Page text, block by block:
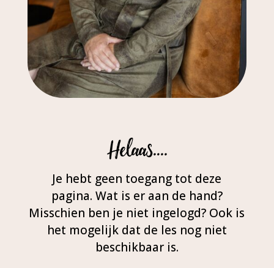
Helaas….
Je hebt geen toegang tot deze
pagina. Wat is er aan de hand?
Misschien ben je niet ingelogd? Ook is
het mogelijk dat de les nog niet
beschikbaar is.